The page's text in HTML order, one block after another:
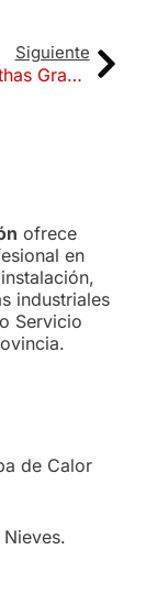
Siguiente
Hospital Vithas Granada
ofrece
en
industriales
Servicio
de Calor